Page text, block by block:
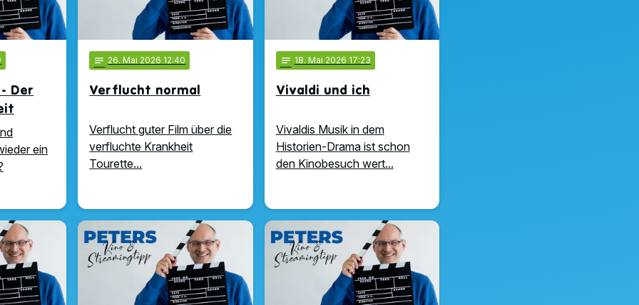
Der
ein
notes 26. Mai 2026 12:40
Verflucht normal
Verflucht guter Film über die
verfluchte Krankheit
Tourette...
notes 18. Mai 2026 17:23
Vivaldi und ich
Vivaldis Musik in dem
Historien-Drama ist schon
den Kinobesuch wert...